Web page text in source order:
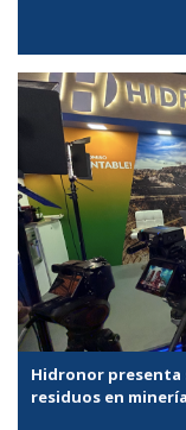
Hidronor presenta
residuos en minería